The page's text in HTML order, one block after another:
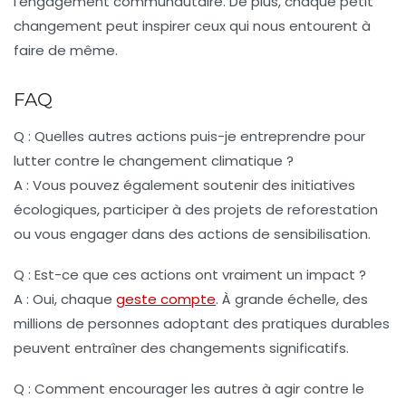
changement peut inspirer ceux qui nous entourent à
faire de même.
FAQ
Q : Quelles autres actions puis-je entreprendre pour
lutter contre le changement climatique ?
A : Vous pouvez également soutenir des initiatives
écologiques, participer à des projets de reforestation
ou vous engager dans des actions de sensibilisation.
Q : Est-ce que ces actions ont vraiment un impact ?
A : Oui, chaque geste compte. À grande échelle, des
millions de personnes adoptant des pratiques durables
peuvent entraîner des changements significatifs.
Q : Comment encourager les autres à agir contre le